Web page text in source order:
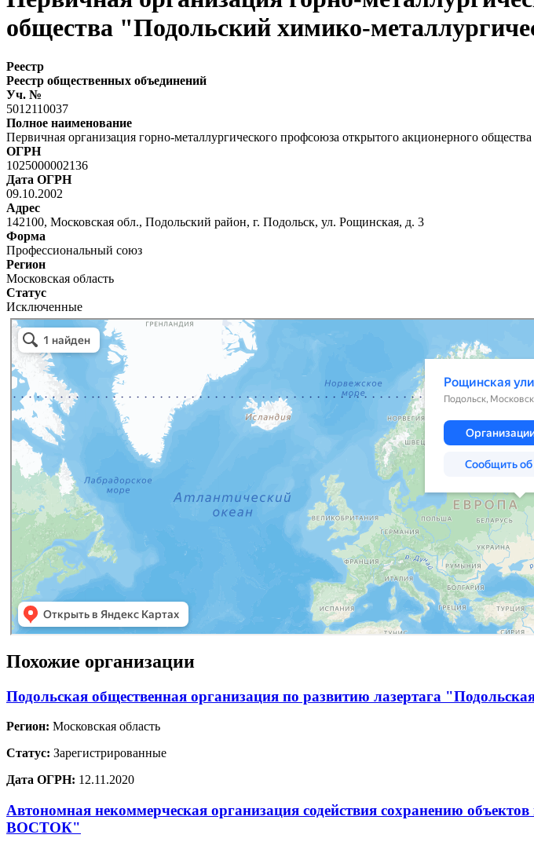
общества "Подольский химико-
Реестр
Реестр общественных объединений
Уч. №
5012110037
Полное наименование
Первичная организация горно-металлургического профсоюза открытого акционерного
ОГРН
1025000002136
Дата ОГРН
09.10.2002
Адрес
142100, Московская обл., Подольский район, г. Подольск, ул. Рощинская, д. 3
Форма
Профессиональный союз
Регион
Московская область
Статус
Исключенные
Похожие организации
Подольская общественная организация по развитию лазертага
Регион: Московская область
Статус: Зарегистрированные
Дата ОГРН: 12.11.2020
Автономная некоммерческая организация содействия сохранению
ВОСТОК"